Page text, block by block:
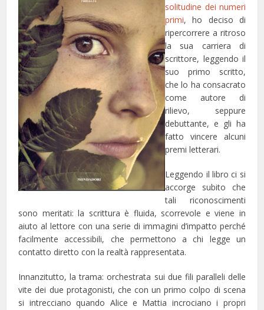
solitudine dei numeri
primi, ho deciso di
ripercorrere a ritroso
la sua carriera di
scrittore, leggendo il
suo primo scritto,
che lo ha consacrato
come autore di
rilievo, seppure
debuttante, e gli ha
fatto vincere alcuni
premi letterari.
Leggendo il libro ci si
accorge subito che
tali riconoscimenti
sono meritati: la scrittura è fluida, scorrevole e viene in
aiuto al lettore con una serie di immagini d’impatto perché
facilmente accessibili, che permettono a chi legge un
contatto diretto con la realtà rappresentata.
Innanzitutto, la trama: orchestrata sui due fili paralleli delle
vite dei due protagonisti, che con un primo colpo di scena
si intrecciano quando Alice e Mattia incrociano i propri